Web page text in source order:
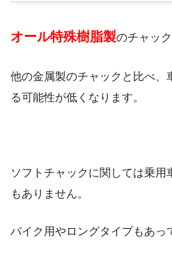
オール特殊樹脂製のチャック
他の金属製のチャックと比べ、
る可能性が低くなります。
ソフトチャックに関しては乗
もありません。
バイク用やロングタイプもあっ